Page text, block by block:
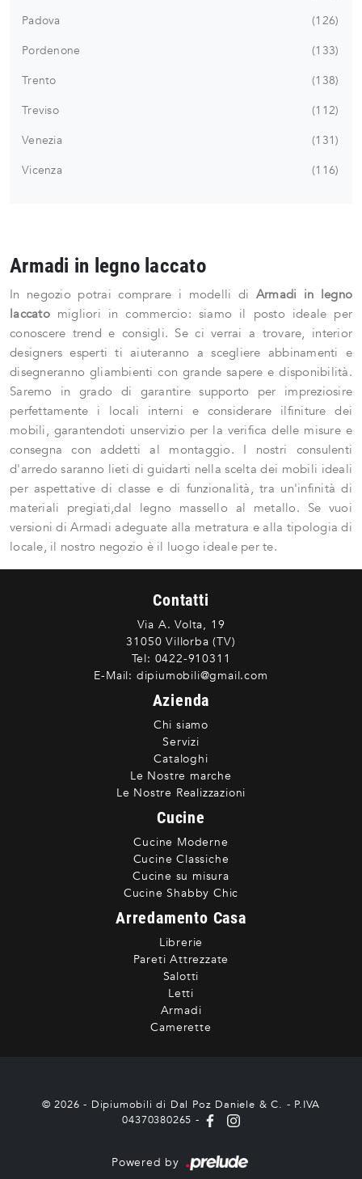
Padova
126
Pordenone
133
Trento
138
Treviso
112
Venezia
131
Vicenza
116
Armadi in legno laccato
In negozio potrai comprare i modelli di Armadi in legno
laccatomigliori in commercio: siamo il posto ideale per
conoscere trend e consigli. Se ci verrai a trovare, interior
designers esperti ti aiuteranno a scegliere abbinamenti e
disegneranno gliambienti con grande sapere e disponibilità.
Saremo in grado di garantire supporto per impreziosire
perfettamente i locali interni e considerare ilfiniture dei
mobili, garantendoti unservizio per la verifica delle misure e
consegna con addetti al montaggio. I nostri consulenti
d'arredo saranno lieti di guidarti nella scelta dei mobili ideali
per aspettative di classe e di funzionalità, tra un'infinità di
materiali pregiati,dal legno massello al metallo. Se vuoi
versioni di Armadi adeguate alla metratura e alla tipologia di
locale, il nostro negozio è il luogo ideale per te.
Contatti
Via A. Volta, 19
31050 Villorba (TV)
Tel: 0422-910311
E-Mail: dipiumobili@gmail.com
Azienda
Chi siamo
Servizi
Cataloghi
Le Nostre marche
Le Nostre Realizzazioni
Cucine
Cucine Moderne
Cucine Classiche
Cucine su misura
Cucine Shabby Chic
Arredamento Casa
Librerie
Pareti Attrezzate
Salotti
Letti
Armadi
Camerette
© 2026 - Dipiumobili di Dal Poz Daniele & C. - P.IVA
04370380265 -
Powered by